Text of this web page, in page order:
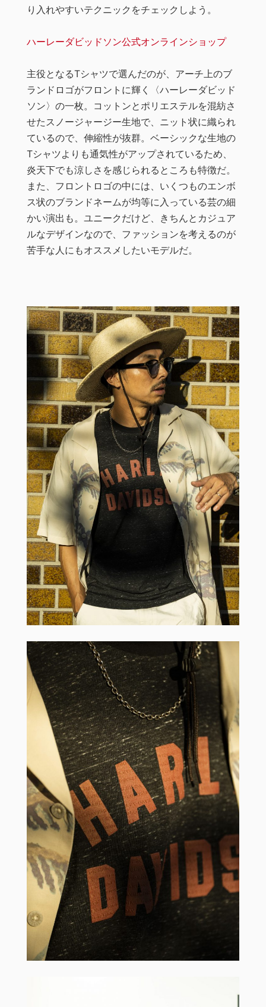
り入れやすいテクニックをチェックしよう。
ハーレーダビッドソン公式オンラインショップ
主役となるTシャツで選んだのが、アーチ上のブ
ランドロゴがフロントに輝く〈ハーレーダビッド
ソン〉の一枚。コットンとポリエステルを混紡さ
せたスノージャージー生地で、ニット状に織られ
ているので、伸縮性が抜群。ベーシックな生地の
Tシャツよりも通気性がアップされているため、
炎天下でも涼しさを感じられるところも特徴だ。
また、フロントロゴの中には、いくつものエンボ
ス状のブランドネームが均等に入っている芸の細
かい演出も。ユニークだけど、きちんとカジュア
ルなデザインなので、ファッションを考えるのが
苦手な人にもオススメしたいモデルだ。